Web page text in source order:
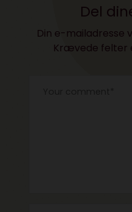
Del
Din e-mailadresse
Krævede felter